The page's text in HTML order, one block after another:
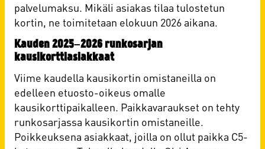
palvelumaksu. Mikäli asiakas tilaa tulostetun
kortin, ne toimitetaan elokuun 2026 aikana.
Kauden 2025–2026 runkosarjan
kausikorttiasiakkaat
Viime kaudella kausikortin omistaneilla on
edelleen etuosto-oikeus omalle
kausikorttipaikalleen. Paikkavaraukset on tehty
runkosarjassa kausikortin omistaneille.
Poikkeuksena asiakkaat, joilla on ollut paikka C5-